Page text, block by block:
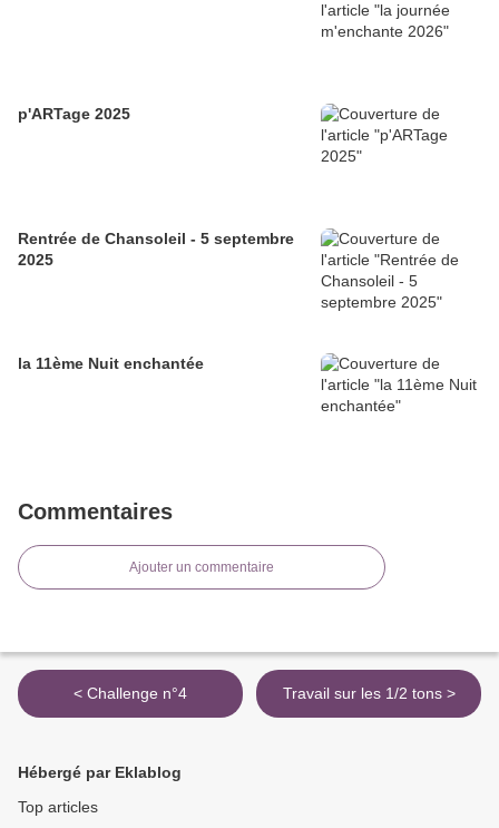
p'ARTage 2025
Rentrée de Chansoleil - 5 septembre
2025
la 11ème Nuit enchantée
Commentaires
Ajouter un commentaire
< Challenge n°4 Travail sur les 1/2 tons >
Hébergé par Eklablog
Top articles